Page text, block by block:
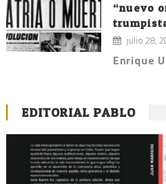
“nuevo
julio 28,
Enrique
EDITORIAL PABLO